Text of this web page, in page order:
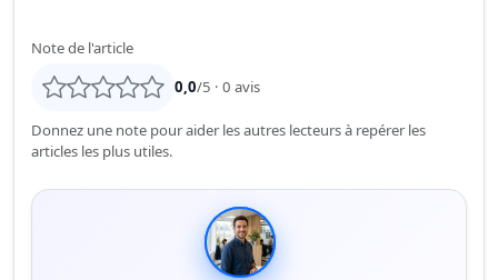
Note de l'article
0,0/5 ·0 avis
Donnez une note pour aider les autres lecteurs à repérer les
articles les plus utiles.